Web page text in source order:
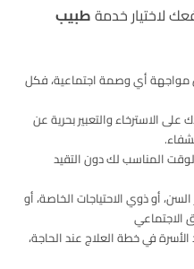
لاختيار خدمةطبيب
مواجهة أي وصمة اجتماعية، فكل
على الاسترخاء والتعبير بحرية عن
المناسب لك دون التقيد
أو ذوي الاحتياجات الخاصة، أو
الاجتماعي
في خطة العلاج عند الحاجة،